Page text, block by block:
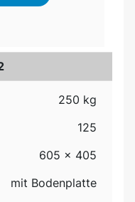
250 kg
125
605 x 405
mit Bodenplatte